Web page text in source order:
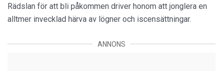
Rädslan för att bli påkommen driver honom att jonglera en
alltmer invecklad härva av lögner och iscensättningar.
ANNONS